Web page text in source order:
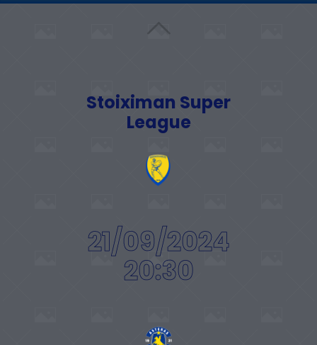
Stoiximan Super
League
21/09/2024
20:30